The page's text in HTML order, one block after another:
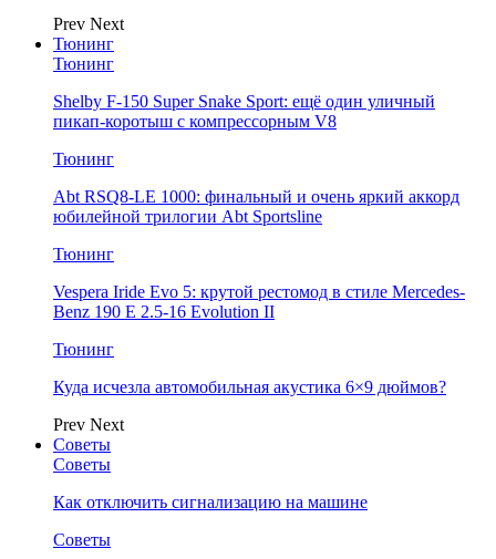
Prev Next
Тюнинг
Тюнинг
Shelby F-150 Super Snake Sport: ещё один уличный
пикап-коротыш с компрессорным V8
Тюнинг
Abt RSQ8-LE 1000: финальный и очень яркий аккорд
юбилейной трилогии Abt Sportsline
Тюнинг
Vespera Iride Evo 5: крутой рестомод в стиле Mercedes-
Benz 190 E 2.5-16 Evolution II
Тюнинг
Куда исчезла автомобильная акустика 6×9 дюймов?
Prev Next
Советы
Советы
Как отключить сигнализацию на машине
Советы